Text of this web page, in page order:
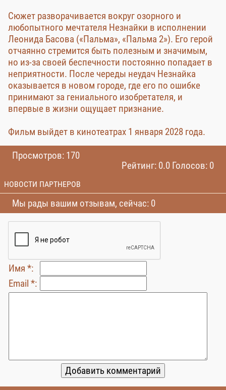
Сюжет разворачивается вокруг озорного и
любопытного мечтателя Незнайки в исполнении
Леонида Басова («Пальма», «Пальма 2»). Его герой
отчаянно стремится быть полезным и значимым,
но из-за своей беспечности постоянно попадает в
неприятности. После череды неудач Незнайка
оказывается в новом городе, где его по ошибке
принимают за гениального изобретателя, и
впервые в жизни ощущает признание.
Фильм выйдет в кинотеатрах 1 января 2028 года.
Просмотров: 170
Рейтинг: 0.0 Голосов: 0
НОВОСТИ ПАРТНЕРОВ
Мы рады вашим отзывам, сейчас: 0
Имя *:
Email *: